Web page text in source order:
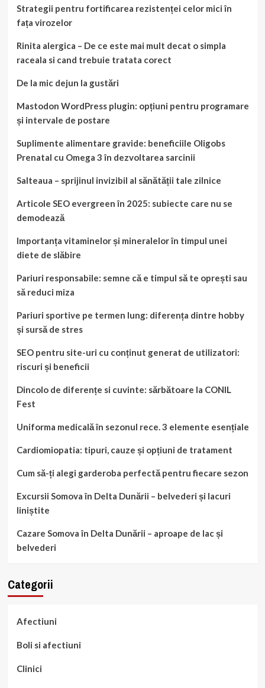
Strategii pentru fortificarea rezistenței celor mici în
fața virozelor
Rinita alergica – De ce este mai mult decat o simpla
raceala si cand trebuie tratata corect
De la mic dejun la gustări
Mastodon WordPress plugin: opțiuni pentru programare
și intervale de postare
Suplimente alimentare gravide: beneficiile Oligobs
Prenatal cu Omega 3 în dezvoltarea sarcinii
Salteaua – sprijinul invizibil al sănătății tale zilnice
Articole SEO evergreen în 2025: subiecte care nu se
demodează
Importanța vitaminelor și mineralelor în timpul unei
diete de slăbire
Pariuri responsabile: semne că e timpul să te oprești sau
să reduci miza
Pariuri sportive pe termen lung: diferența dintre hobby
și sursă de stres
SEO pentru site-uri cu conținut generat de utilizatori:
riscuri și beneficii
Dincolo de diferențe si cuvinte: sărbătoare la CONIL
Fest
Uniforma medicală în sezonul rece. 3 elemente esențiale
Cardiomiopatia: tipuri, cauze și opțiuni de tratament
Cum să-ți alegi garderoba perfectă pentru fiecare sezon
Excursii Somova în Delta Dunării – belvederi și lacuri
liniștite
Cazare Somova în Delta Dunării – aproape de lac și
belvederi
Categorii
Afectiuni
Boli si afectiuni
Clinici